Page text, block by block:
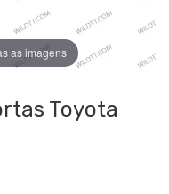
as imagens
Toyota